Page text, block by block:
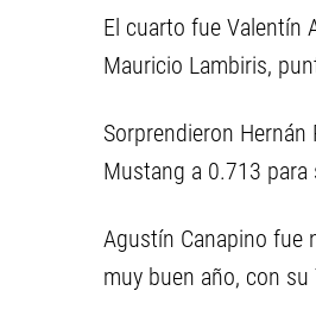
El cuarto fue Valentín
Mauricio Lambiris,
Sorprendieron
Mustang a 0.713 para
Agustín Canapino fue
muy buen año, con su